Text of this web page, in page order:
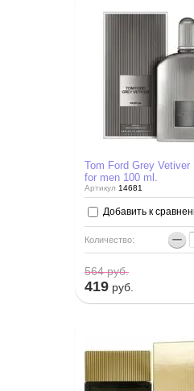
Tom Ford Grey Vetiver
for men 100 ml.
Артикул 14681
Добавить к
Количество: −
564руб.
419 руб.